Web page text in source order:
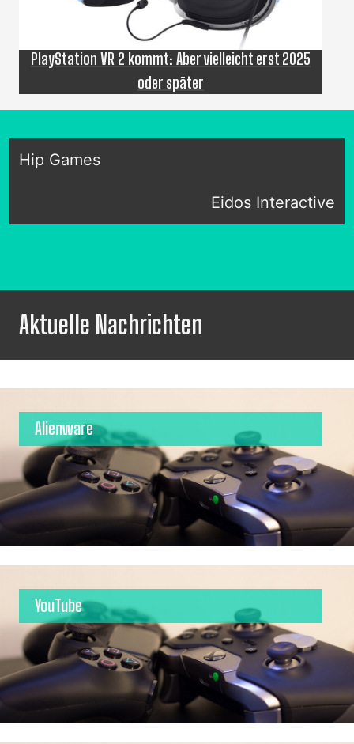
PlayStation VR 2 kommt: Aber vielleicht erst 2025
oder später
Hip Games
Eidos Interactive
Aktuelle Nachrichten
Alienware
YouTube